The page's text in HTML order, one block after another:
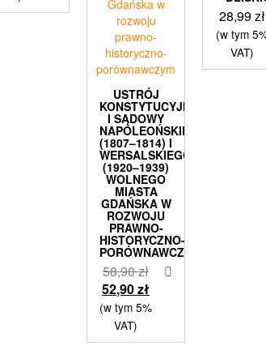
USTRÓJ
KONSTYTUCYJNY
I SĄDOWY
NAPOLEOŃSKIEGO
(1807–1814) I
WERSALSKIEGO
(1920–1939)
WOLNEGO
MIASTA
GDAŃSKA W
ROZWOJU
PRAWNO-
HISTORYCZNO-
PORÓWNAWCZYM
58,90złPierwotna
cena
wynosiła:
52,90złAktualna
cena
52,90 zł.
(w tym 5%
VAT)
28,99zł
(w tym
VAT)